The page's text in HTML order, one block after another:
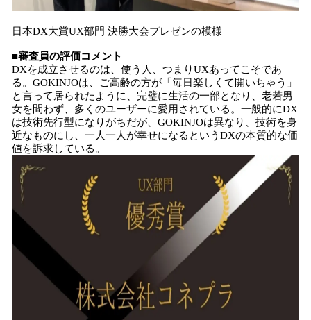
日本DX大賞UX部門 決勝大会プレゼンの模様
■審査員の評価コメント
DXを成立させるのは、使う人、つまりUXあってこそであ
る。GOKINJOは、ご高齢の方が「毎日楽しくて開いちゃう」
と言って居られたように、完璧に生活の一部となり、老若男
女を問わず、多くのユーザーに愛用されている。一般的にDX
は技術先行型になりがちだが、GOKINJOは異なり、技術を身
近なものにし、一人一人が幸せになるというDXの本質的な価
値を訴求している。